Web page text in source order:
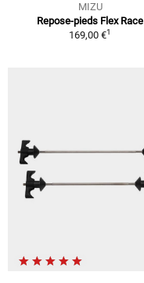
MIZU
Repose-pieds Flex Race
169,00 €1